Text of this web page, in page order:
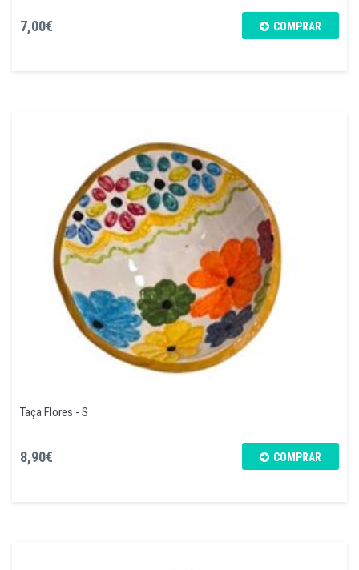
7,00€ COMPRAR
Taça Flores - S
8,90€ COMPRAR